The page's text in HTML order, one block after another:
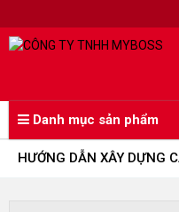
Danh mục sản phẩm
HƯỚNG DẪN XÂY DỰNG